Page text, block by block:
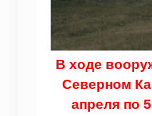
В ходе
Северном
апреля по